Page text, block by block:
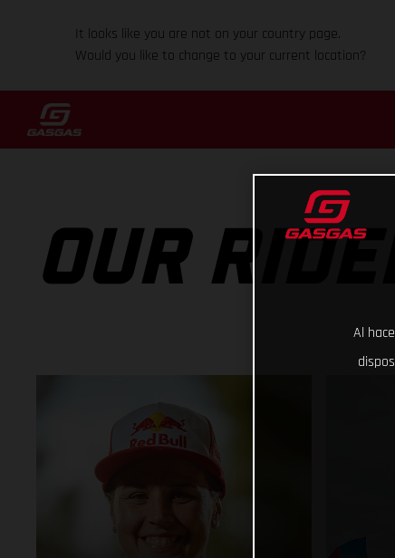
It looks like you are not on your country page.
Would you like to change to your current location?
OUR
Al